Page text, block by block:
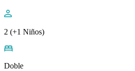
2 (+1 Niños)
Doble